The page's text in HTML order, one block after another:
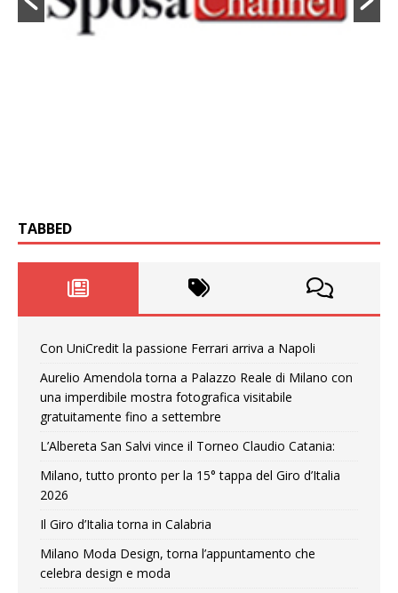
TABBED
Con UniCredit la passione Ferrari arriva a Napoli
Aurelio Amendola torna a Palazzo Reale di Milano con
una imperdibile mostra fotografica visitabile
gratuitamente fino a settembre
L’Albereta San Salvi vince il Torneo Claudio Catania:
Milano, tutto pronto per la 15° tappa del Giro d’Italia
2026
Il Giro d’Italia torna in Calabria
Milano Moda Design, torna l’appuntamento che
celebra design e moda